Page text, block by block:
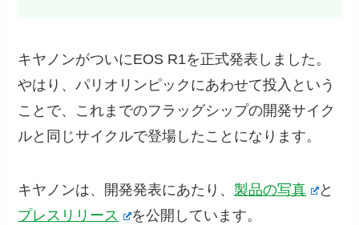
キヤノンがついにEOS R1を正式発表しました。
やはり、パリオリンピックにあわせて投入という
ことで、これまでのフラッグシップの開発サイク
ルと同じサイクルで登場したことになります。
キヤノンは、開発発表にあたり、 製品の写真
と
プレスリリース
を公開しています。